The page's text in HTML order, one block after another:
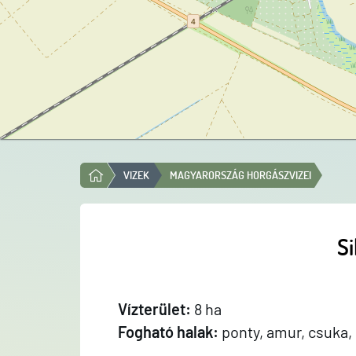
VIZEK MAGYARORSZÁG HORGÁSZVIZEI
Vízterület: 8 ha
Fogható halak: ponty, amur,